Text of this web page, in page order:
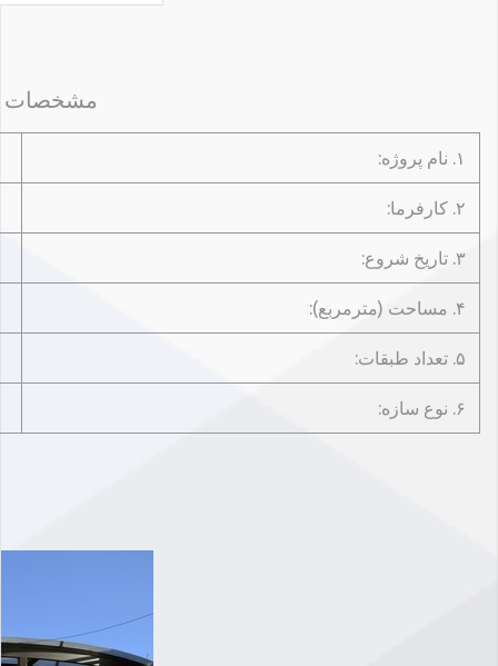
مشخصات
۱. نام پروژه:
۲. کارفرما:
۳. تاریخ شروع:
۴. مساحت (مترمربع):
۵. تعداد طبقات:
۶. نوع سازه: